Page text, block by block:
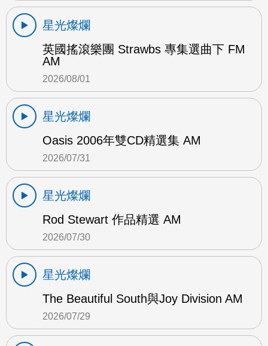
星光燦爛
英國搖滾樂團 Strawbs 專集選曲下 FM
AM
2026/08/01
星光燦爛
Oasis 2006年雙CD精選集 AM
2026/07/31
星光燦爛
Rod Stewart 作品精選 AM
2026/07/30
星光燦爛
The Beautiful South與Joy Division AM
2026/07/29